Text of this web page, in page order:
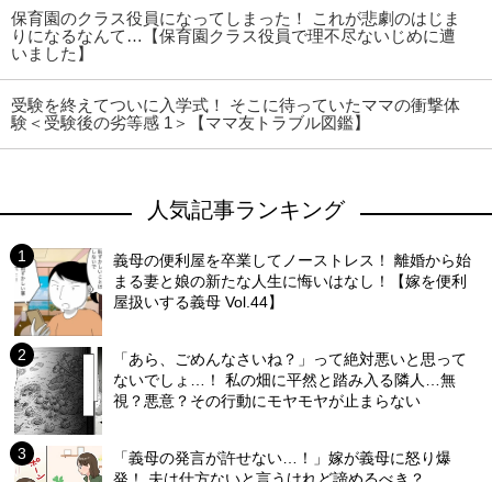
保育園のクラス役員になってしまった！ これが悲劇のはじま
りになるなんて…【保育園クラス役員で理不尽ないじめに遭
いました】
受験を終えてついに入学式！ そこに待っていたママの衝撃体
験＜受験後の劣等感 1＞【ママ友トラブル図鑑】
人気記事ランキング
義母の便利屋を卒業してノーストレス！ 離婚から始
まる妻と娘の新たな人生に悔いはなし！【嫁を便利
屋扱いする義母 Vol.44】
「あら、ごめんなさいね？」って絶対悪いと思って
ないでしょ…！ 私の畑に平然と踏み入る隣人…無
視？悪意？その行動にモヤモヤが止まらない
「義母の発言が許せない…！」嫁が義母に怒り爆